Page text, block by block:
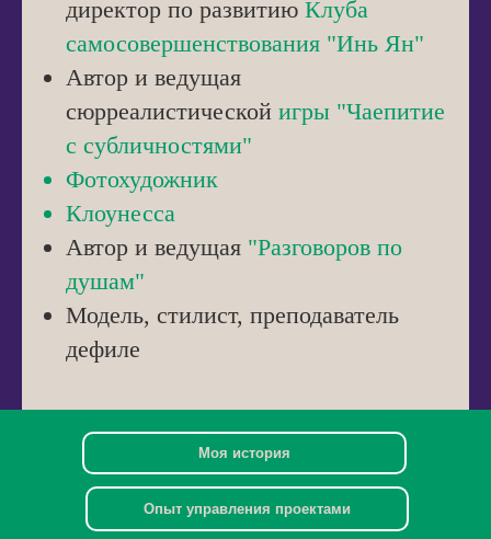
директор по развитию Клуба
самосовершенствования "Инь Ян"
Автор и ведущая
сюрреалистической игры "Чаепитие
с субличностями"
Фотохудожник
Клоунесса
Автор и ведущая "Разговоров по
душам"
Модель, стилист, преподаватель
дефиле
Опыт управления проектами
Моя история